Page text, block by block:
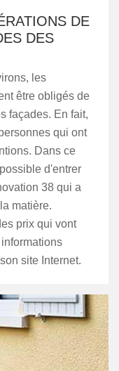
DE
DES
les
être obligés de
façades. En fait,
qui ont
Dans ce
d'entrer
38 qui a
matière.
prix qui vont
site Internet.